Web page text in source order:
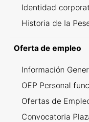
Identidad
Historia de la
Oferta de empleo
Información
OEP Personal
Ofertas de
Convocatoria